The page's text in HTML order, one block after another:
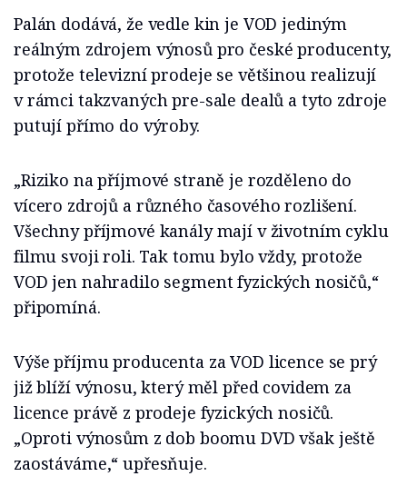
Palán dodává, že vedle kin je VOD jediným
reálným zdrojem výnosů pro české producenty,
protože televizní prodeje se většinou realizují
v rámci takzvaných pre-sale dealů a tyto zdroje
putují přímo do výroby.
„Riziko na příjmové straně je rozděleno do
vícero zdrojů a různého časového rozlišení.
Všechny příjmové kanály mají v životním cyklu
filmu svoji roli. Tak tomu bylo vždy, protože
VOD jen nahradilo segment fyzických nosičů,“
připomíná.
Výše příjmu producenta za VOD licence se prý
již blíží výnosu, který měl před covidem za
licence právě z prodeje fyzických nosičů.
„Oproti výnosům z dob boomu DVD však ještě
zaostáváme,“ upřesňuje.